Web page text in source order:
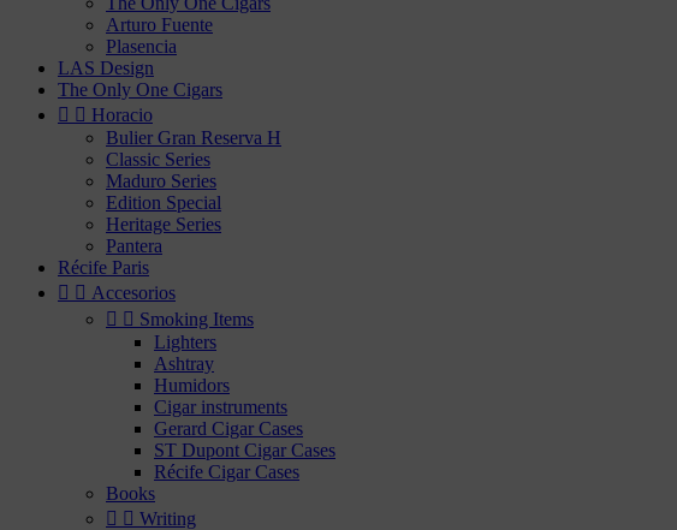
Arturo Fuente
Plasencia
LAS Design
The Only One Cigars
  Horacio
Bulier Gran Reserva H
Classic Series
Maduro Series
Edition Special
Heritage Series
Pantera
Récife Paris
  Accesorios
  Smoking Items
Lighters
Ashtray
Humidors
Cigar instruments
Gerard Cigar Cases
ST Dupont Cigar Cases
Récife Cigar Cases
Books
  Writing